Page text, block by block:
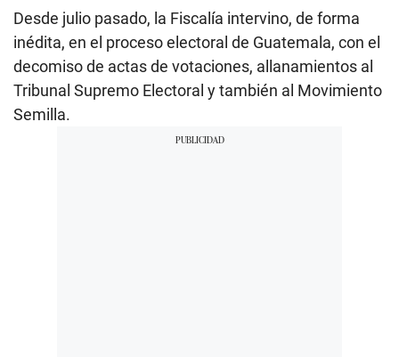
Desde julio pasado, la Fiscalía intervino, de forma
inédita, en el proceso electoral de Guatemala, con el
decomiso de actas de votaciones, allanamientos al
Tribunal Supremo Electoral y también al Movimiento
Semilla.